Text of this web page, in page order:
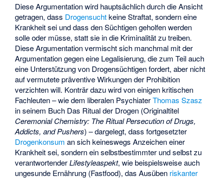
Diese Argumentation wird hauptsächlich durch die Ansicht
getragen, dass Drogensuchtkeine Straftat, sondern eine
Krankheit sei und dass den Süchtigen geholfen werden
solle oder müsse, statt sie in die Kriminalität zu treiben.
Diese Argumentation vermischt sich manchmal mit der
Argumentation gegen eine Legalisierung, die zum Teil auch
eine Unterstützung von Drogensüchtigen fordert, aber nicht
auf vermutete präventive Wirkungen der Prohibition
verzichten will. Konträr dazu wird von einigen kritischen
Fachleuten – wie dem liberalen PsychiaterThomas Szasz
in seinem Buch Das Ritual der Drogen (Originaltitel
Ceremonial Chemistry: The Ritual Persecution of Drugs,
Addicts, and Pushers) – dargelegt, dass fortgesetzter
Drogenkonsum an sich keineswegs Anzeichen einer
Krankheit sei, sondern ein selbstbestimmter und selbst zu
verantwortenderLifestyleaspekt, wie beispielsweise auch
ungesunde Ernährung (Fastfood), das Ausüben riskanter